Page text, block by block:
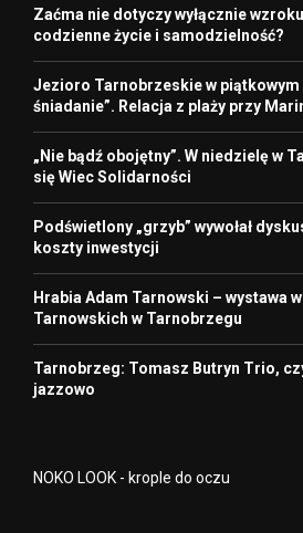
Zaćma nie dotyczy wyłącznie wzroku
codzienne życie i samodzielność?
Jezioro Tarnobrzeskie w piątkowym
śniadanie”. Relacja z plaży przy
„Nie bądź obojętny”. W niedzielę w
się Wiec Solidarności
Podświetlony „grzyb” wywołał
koszty inwestycji
Hrabia Adam Tarnowski – wystawa
Tarnowskich w Tarnobrzegu
Tarnobrzeg: Tomasz Butryn Trio,
jazzowo
NOKO LOOK - krople do oczu